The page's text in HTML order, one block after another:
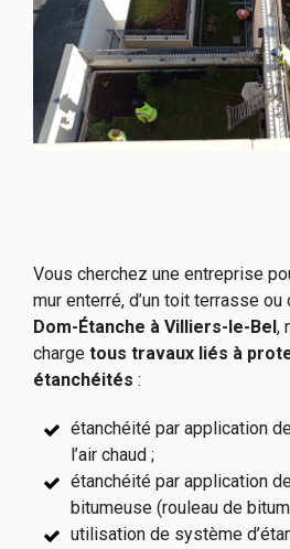
Vous cherchez une entreprise
mur enterré, d’un toit terrasse ou
Dom-Étanche à Villiers-le-Bel,
charge tous travaux liés à
étanchéités :
étanchéité par application
l’air chaud ;
étanchéité par application
bitumeuse (rouleau de
utilisation de système